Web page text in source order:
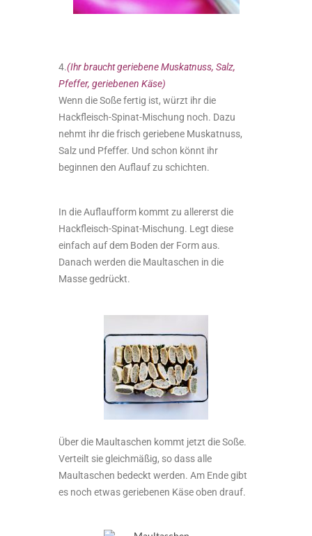
4.(Ihr braucht geriebene Muskatnuss, Salz,
Pfeffer, geriebenen Käse)
Wenn die Soße fertig ist, würzt ihr die
Hackfleisch-Spinat-Mischung noch. Dazu
nehmt ihr die frisch geriebene Muskatnuss,
Salz und Pfeffer. Und schon könnt ihr
beginnen den Auflauf zu schichten.
In die Auflaufform kommt zu allererst die
Hackfleisch-Spinat-Mischung. Legt diese
einfach auf dem Boden der Form aus.
Danach werden die Maultaschen in die
Masse gedrückt.
Über die Maultaschen kommt jetzt die Soße.
Verteilt sie gleichmäßig, so dass alle
Maultaschen bedeckt werden. Am Ende gibt
es noch etwas geriebenen Käse oben drauf.